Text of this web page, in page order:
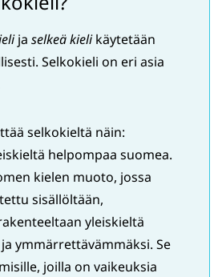
ja selkeä kielikäytetään
Selkokieli on eri asia
selkokieltä näin:
helpompaa suomea.
kielen muoto, jossa
sisällöltään,
yleiskieltä
ymmärrettävämmäksi. Se
joilla on vaikeuksia